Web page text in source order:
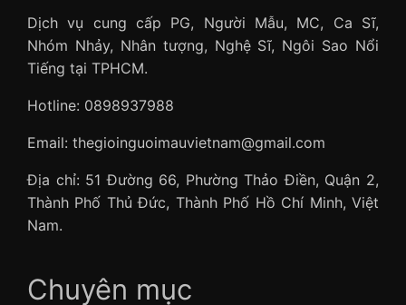
Dịch vụ cung cấp PG, Người Mẫu, MC, Ca Sĩ,
Nhóm Nhảy, Nhân tượng, Nghệ Sĩ, Ngôi Sao Nổi
Tiếng tại TPHCM.
Hotline: 0898937988
Email: thegioinguoimauvietnam@gmail.com
Địa chỉ: 51 Đường 66, Phường Thảo Điền, Quận 2,
Thành Phố Thủ Đức, Thành Phố Hồ Chí Minh, Việt
Nam.
Chuyên mục